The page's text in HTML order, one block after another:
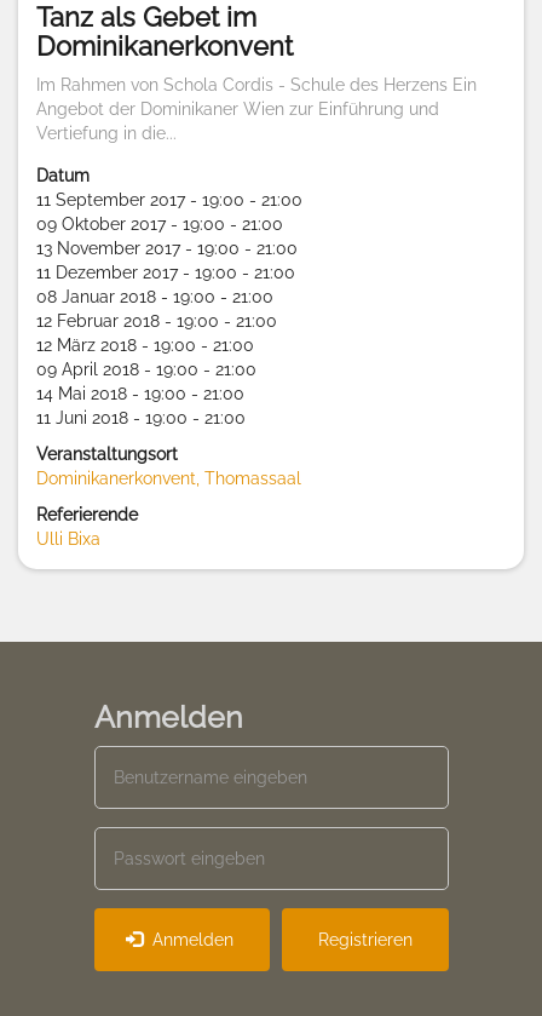
Tanz als Gebet im
Dominikanerkonvent
Im Rahmen von Schola Cordis - Schule des Herzens Ein
Angebot der Dominikaner Wien zur Einführung und
Vertiefung in die...
Datum
11 September 2017 - 19:00 - 21:00
09 Oktober 2017 - 19:00 - 21:00
13 November 2017 - 19:00 - 21:00
11 Dezember 2017 - 19:00 - 21:00
08 Januar 2018 - 19:00 - 21:00
12 Februar 2018 - 19:00 - 21:00
12 März 2018 - 19:00 - 21:00
09 April 2018 - 19:00 - 21:00
14 Mai 2018 - 19:00 - 21:00
11 Juni 2018 - 19:00 - 21:00
Veranstaltungsort
Dominikanerkonvent, Thomassaal
Referierende
Ulli Bixa
Anmelden
Anmelden Registrieren